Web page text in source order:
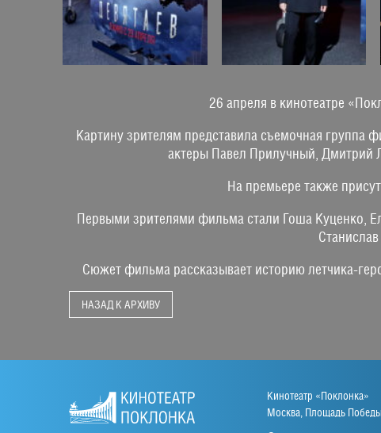
26 апреля в кинотеатре
Картину зрителям представила съемочная
актеры Павел Прилучный, Дмитрий
На премьере также
Первыми зрителями фильма стали Гоша Куценко,
Сюжет фильма рассказывает историю летчика-
НАЗАД К АРХИВУ
Кинотеатр «Поклонка»
Москва, Площадь